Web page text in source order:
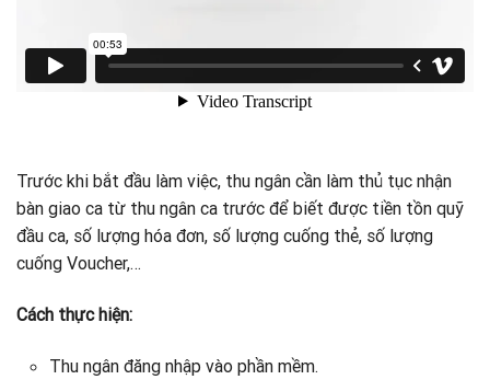
Trước khi bắt đầu làm việc, thu ngân cần làm thủ tục nhận
bàn giao ca từ thu ngân ca trước để biết được tiền tồn quỹ
đầu ca, số lượng hóa đơn, số lượng cuống thẻ, số lượng
cuống Voucher,…
Cách thực hiện:
Thu ngân đăng nhập vào phần mềm.